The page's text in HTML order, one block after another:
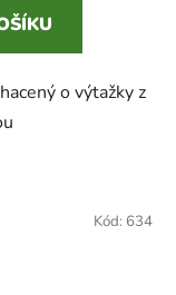
o výtažky z
Kód: 634